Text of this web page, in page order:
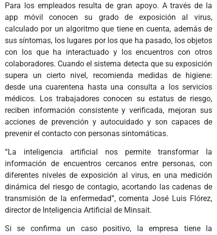
Para los empleados resulta de gran apoyo. A través de la
app móvil conocen su grado de exposición al virus,
calculado por un algoritmo que tiene en cuenta, además de
sus síntomas, los lugares por los que ha pasado, los objetos
con los que ha interactuado y los encuentros con otros
colaboradores. Cuando el sistema detecta que su exposición
supera un cierto nivel, recomienda medidas de higiene:
desde una cuarentena hasta una consulta a los servicios
médicos. Los trabajadores conocen su estatus de riesgo,
reciben información consistente y verificada, mejoran sus
acciones de prevención y autocuidado y son capaces de
prevenir el contacto con personas sintomáticas.
“La inteligencia artificial nos permite transformar la
información de encuentros cercanos entre personas, con
diferentes niveles de exposición al virus, en una medición
dinámica del riesgo de contagio, acortando las cadenas de
transmisión de la enfermedad”, comenta José Luis Flórez,
director de Inteligencia Artificial de Minsait.
Si se confirma un caso positivo, la empresa tiene la